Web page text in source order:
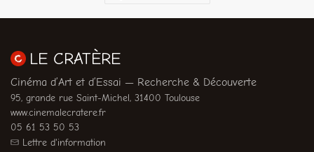
LE CRATÈRE
Cinéma d’Art et d’Essai — Recherche & Découverte
95, grande rue Saint-Michel, 31400 Toulouse
www.cinemalecratere.fr
05 61 53 50 53
Lettre d'information